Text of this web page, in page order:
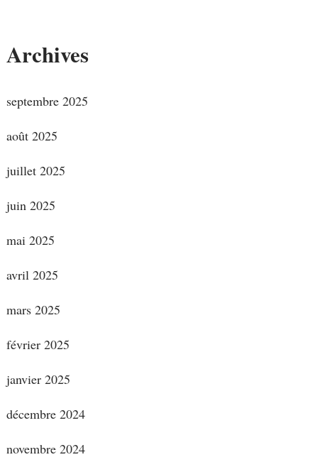
Archives
septembre 2025
août 2025
juillet 2025
juin 2025
mai 2025
avril 2025
mars 2025
février 2025
janvier 2025
décembre 2024
novembre 2024